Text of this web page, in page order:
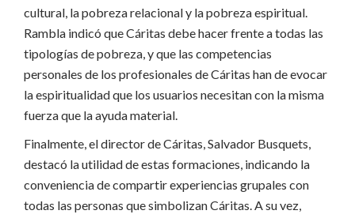
cultural, la pobreza relacional y la pobreza espiritual.
Rambla indicó que Cáritas debe hacer frente a todas las
tipologías de pobreza, y que las competencias
personales de los profesionales de Cáritas han de evocar
la espiritualidad que los usuarios necesitan con la misma
fuerza que la ayuda material.
Finalmente, el director de Cáritas, Salvador Busquets,
destacó la utilidad de estas formaciones, indicando la
conveniencia de compartir experiencias grupales con
todas las personas que simbolizan Cáritas. A su vez,